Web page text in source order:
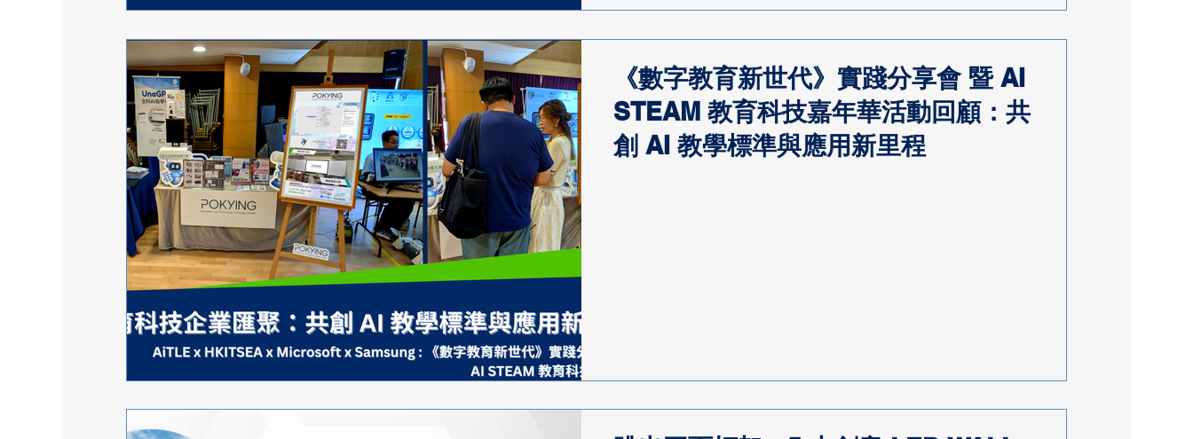
《數字教育新世代》實踐分享會 暨 AI
STEAM 教育科技嘉年華活動回顧：共
創 AI 教學標準與應用新里程